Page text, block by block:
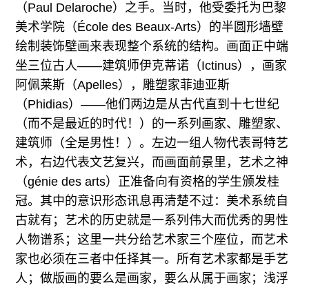
（Paul Delaroche）之手。当时，他受委托为巴黎
美术学院（École des Beaux-Arts）的半圆形墙壁
绘制装饰壁画来表现整个系统的结构。画面正中端
坐三位古人——建筑师伊克蒂诺（Ictinus），画家
阿佩莱斯（Apelles），雕塑家菲迪亚斯
（Phidias）——他们两边是从古代直到十七世纪
（而不是最近的时代！）的一系列画家、雕塑家、
建筑师（全是男性！）。左边一组人物代表哥特艺
术，右边代表文艺复兴，而画面前景里，艺术之神
（génie des arts）正准备向有资格的学生颁发桂
冠。其中的意识形态讯息再清楚不过：美术系统自
古就有；艺术的历史就是一系列伟大而优秀的男性
人物谱系；这里一共分给艺术家三个座位，而艺术
家也必须在三者中任择其一。所有艺术家都是手艺
人；做版画的要么是画家，要么从属于画家；浅浮